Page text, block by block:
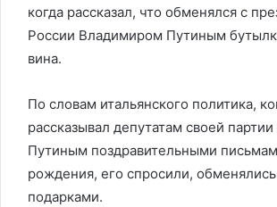
когда рассказал, что обменялся с
России Владимиром Путиным
вина.
По словам итальянского политика,
рассказывал депутатам своей
Путиным поздравительными
рождения, его спросили,
подарками.